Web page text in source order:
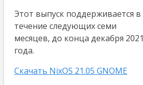
Этот выпуск поддерживается в
течение следующих семи
месяцев, до конца декабря 2021
года.
Скачать NixOS 21.05 GNOME